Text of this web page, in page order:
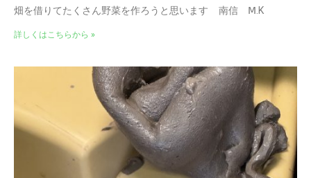
畑を借りてたくさん野菜を作ろうと思います 南信 Ⅿ.K
詳しくはこちらから »